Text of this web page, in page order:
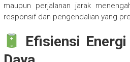
maupun perjalanan jarak
responsif dan pengendalian yang
Efisiensi